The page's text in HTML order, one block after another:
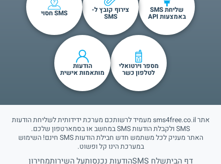
שליחת SMS
באמצעות API
צירוף קובץ ל-
SMS SMS חסוי
מספר וירטואלי
לטלפון כשר
הודעות
מותאמות אישית
אתר sms4free.co.il מעמיד לרשותכם מערכת ידידותית לשליחת הודעות
SMS ולקבלת הודעות SMS במחשב או בסמארטפון שלכם.
האתר מעניק לכל משתמש חדש חבילת הודעות SMS חינם! השימוש
במערכת הינו קל ופשוט.
דף הביתשלח SMS הודעות נכנסותעל השירותמחירון